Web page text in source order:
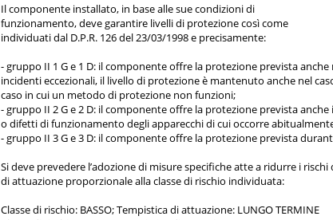
Il componente installato, in base alle sue condizioni di
funzionamento, deve garantire livelli di protezione così come
individuati dal D.P.R. 126 del 23/03/1998 e precisamente:
- gruppo II 1 G e 1 D: il componente offre la protezione prevista anche
incidenti eccezionali, il livello di protezione è mantenuto anche nel
caso in cui un metodo di protezione non funzioni;
- gruppo II 2 G e 2 D: il componente offre la protezione prevista
o difetti di funzionamento degli apparecchi di cui occorre
- gruppo II 3 G e 3 D: il componente offre la protezione prevista
Si deve prevedere l’adozione di misure specifiche atte a ridurre i
di attuazione proporzionale alla classe di rischio individuata:
Classe di rischio: BASSO; Tempistica di attuazione: LUNGO TERMINE